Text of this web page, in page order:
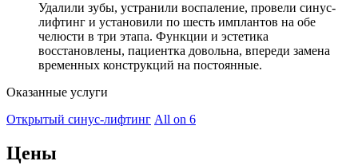
Удалили зубы, устранили воспаление, провели синус-
лифтинг и установили по шесть имплантов на обе
челюсти в три этапа. Функции и эстетика
восстановлены, пациентка довольна, впереди замена
временных конструкций на постоянные.
Оказанные услуги
Открытый синус-лифтинг All on 6
Цены